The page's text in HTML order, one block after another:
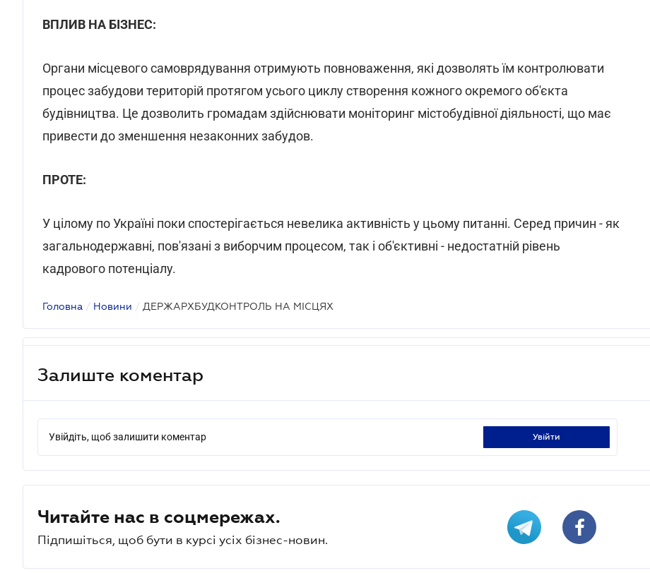
ВПЛИВ НА БІЗНЕС:
Органи місцевого самоврядування отримують повноваження, які дозволять їм контролювати
процес забудови територій протягом усього циклу створення кожного окремого об'єкта
будівництва. Це дозволить громадам здійснювати моніторинг містобудівної діяльності, що має
привести до зменшення незаконних забудов.
ПРОТЕ:
У цілому по Україні поки спостерігається невелика активність у цьому питанні. Серед причин - як
загальнодержавні, пов'язані з виборчим процесом, так і об'єктивні - недостатній рівень
кадрового потенціалу.
Головна / Новини / ДЕРЖАРХБУДКОНТРОЛЬ НА МІСЦЯХ
Залиште коментар
Увійдіть, щоб залишити коментар увійти
Читайте нас в соцмережах.
Підпишіться, щоб бути в курсі усіх бізнес-новин.